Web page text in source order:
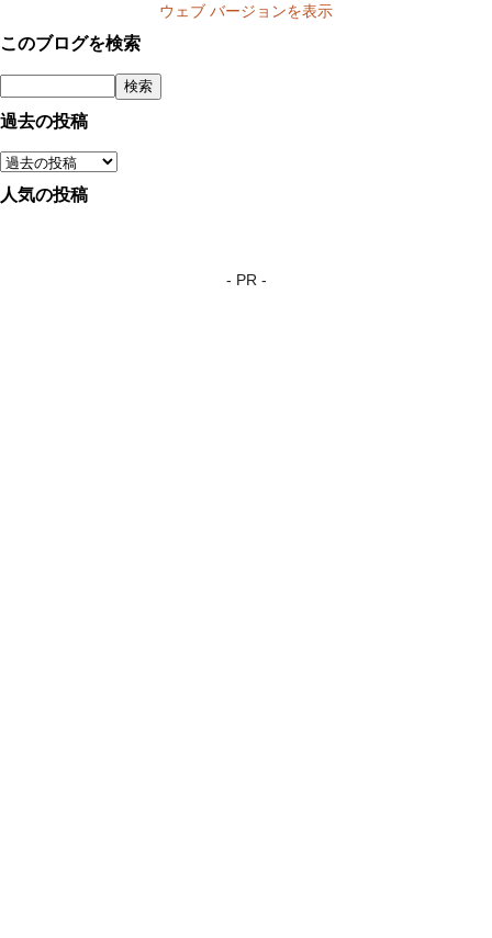
ウェブ バージョンを表示
このブログを検索
過去の投稿
人気の投稿
- PR -